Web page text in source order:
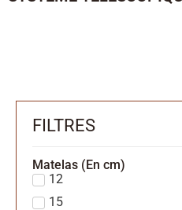
FILTRES
Matelas (En cm)
12
15